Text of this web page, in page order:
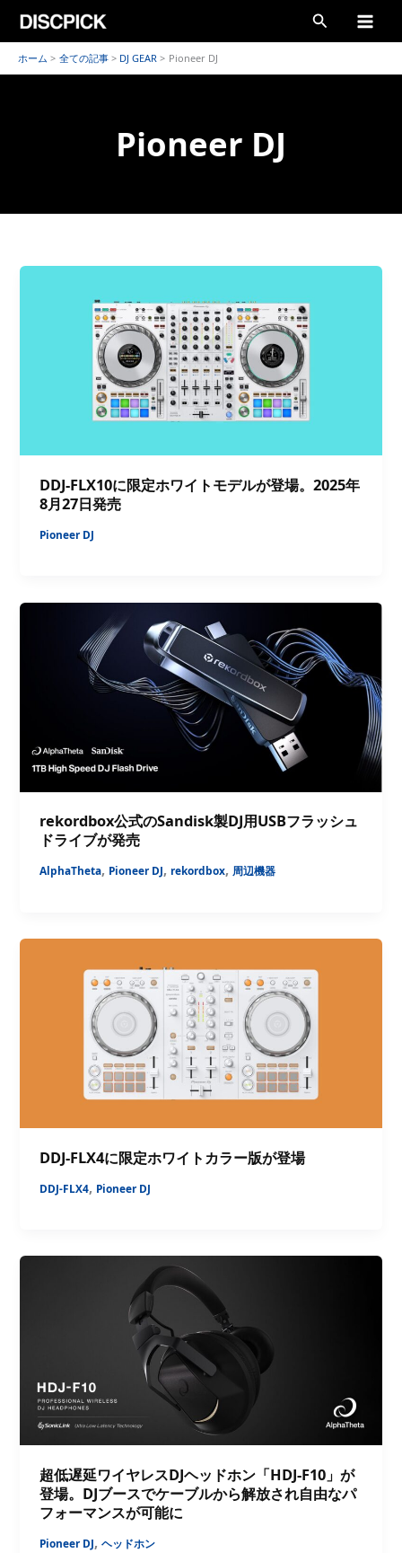
検
索
ホーム 全ての記事 DJ GEAR Pioneer DJ
Pioneer DJ
DDJ-FLX10に限定ホワイトモデルが登場。2025年
8月27日発売
Pioneer DJ
rekordbox公式のSandisk製DJ用USBフラッシュ
ドライブが発売
AlphaTheta, Pioneer DJ, rekordbox, 周辺機器
DDJ-FLX4に限定ホワイトカラー版が登場
DDJ-FLX4, Pioneer DJ
超低遅延ワイヤレスDJヘッドホン「HDJ-F10」が
登場。DJブースでケーブルから解放され自由なパ
フォーマンスが可能に
Pioneer DJ,ヘッドホン